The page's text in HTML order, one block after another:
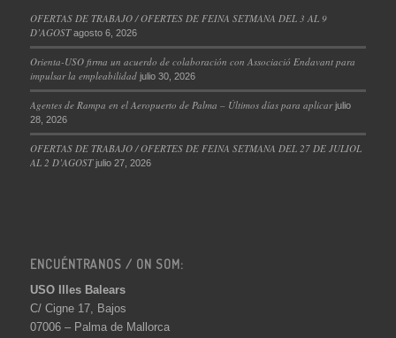
OFERTAS DE TRABAJO / OFERTES DE FEINA SETMANA DEL 3 AL 9
D’AGOST agosto 6, 2026
Orienta-USO firma un acuerdo de colaboración con Associació Endavant para
impulsar la empleabilidad julio 30, 2026
Agentes de Rampa en el Aeropuerto de Palma – Últimos días para aplicar julio
28, 2026
OFERTAS DE TRABAJO / OFERTES DE FEINA SETMANA DEL 27 DE JULIOL
AL 2 D’AGOST julio 27, 2026
ENCUÉNTRANOS / ON SOM:
USO Illes Balears
C/ Cigne 17, Bajos
07006 – Palma de Mallorca